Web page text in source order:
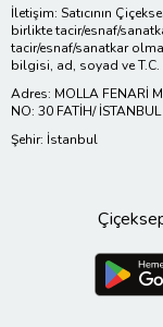
İletişim: Satıcının
birlikte tacir/esnaf/
tacir/esnaf/sanatkar
bilgisi, ad, soyad ve T.C.
Adres: MOLLA FENARİ
NO: 30 FATİH/
Şehir: İstanbul